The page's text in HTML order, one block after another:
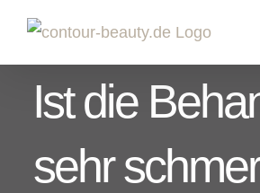
Zum
Ist die
sehr